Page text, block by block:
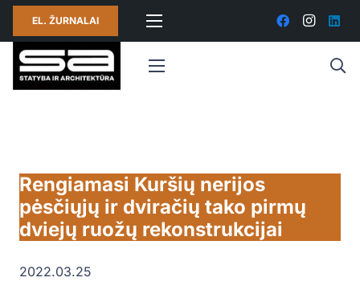
EL. ŽURNALAI
Rengiamasi Kuršių nerijos
pėsčiųjų ir dviračių tako pirmų
dviejų ruožų rekonstrukcijai
2022.03.25